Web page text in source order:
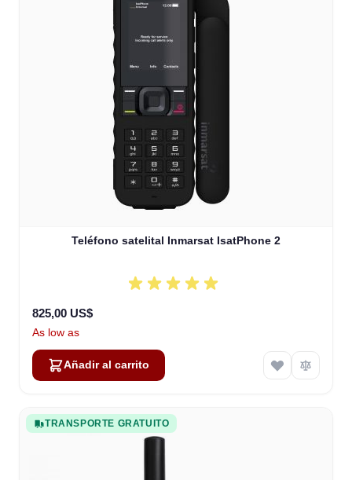
Teléfono satelital Inmarsat IsatPhone 2
825,00 US$
As low as
Añadir al carrito
TRANSPORTE GRATUITO